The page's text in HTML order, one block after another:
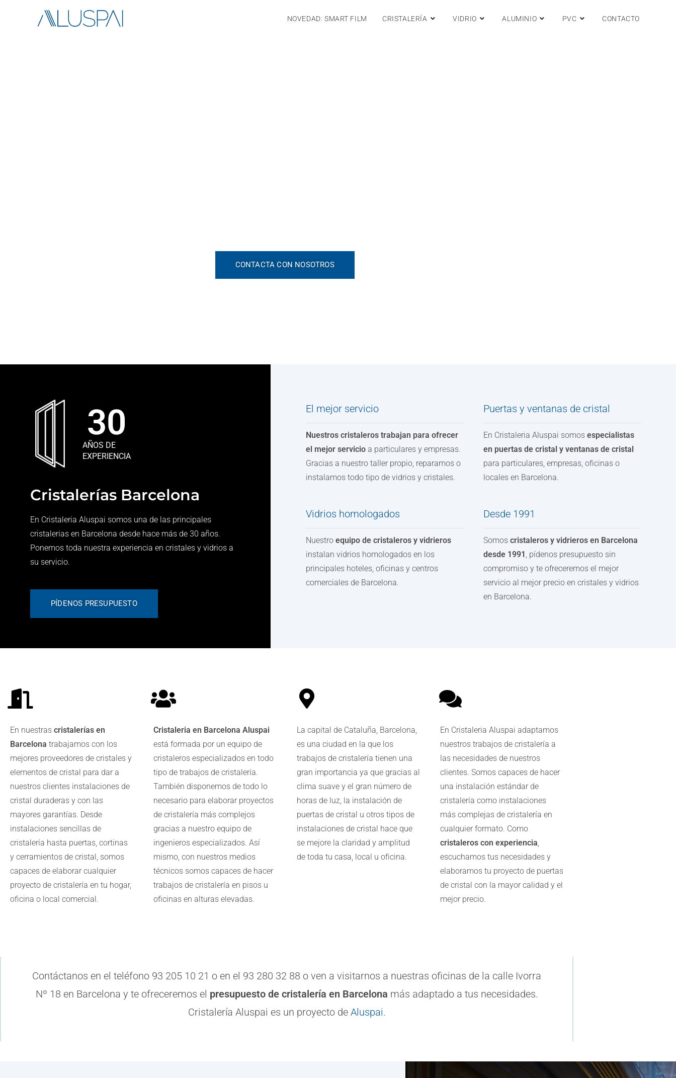
NOVEDAD: SMART FILM CRISTALERÍA VIDRIO ALUMINIO PVC CONTACTO
CONTACTA CON NOSOTROS
AÑOS DE
EXPERIENCIA
30
Cristalerías Barcelona
En Cristaleria Aluspai somos una de las principales
cristalerias en Barcelona desde hace más de 30 años.
Ponemos toda nuestra experiencia en cristales y vidrios a
su servicio.
PÍDENOS PRESUPUESTO
El mejor servicio
Nuestros cristaleros trabajan para ofrecer
el mejor servicioa particulares y empresas.
Gracias a nuestro taller propio, reparamos o
instalamos todo tipo de vidrios y cristales.
Puertas y ventanas de cristal
En Cristaleria Aluspai somos especialistas
en puertas de cristal y ventanas de cristal
para particulares, empresas, oficinas o
locales en Barcelona.
Vidrios homologados
Nuestro equipo de cristaleros y vidrieros
instalan vidrios homologados en los
principales hoteles, oficinas y centros
comerciales de Barcelona.
Desde 1991
Somos cristaleros y vidrieros en Barcelona
desde 1991 , pídenos presupuesto sin
compromiso y te ofreceremos el mejor
servicio al mejor precio en cristales y vidrios
en Barcelona.
En nuestras cristalerías en
Barcelona trabajamos con los
mejores proveedores de cristales y
elementos de cristal para dar a
nuestros clientes instalaciones de
cristal duraderas y con las
mayores garantías. Desde
instalaciones sencillas de
cristalería hasta puertas, cortinas
y cerramientos de cristal, somos
capaces de elaborar cualquier
proyecto de cristalería en tu hogar,
oficina o local comercial.
Cristaleria en Barcelona Aluspai
está formada por un equipo de
cristaleros especializados en todo
tipo de trabajos de cristalería.
También disponemos de todo lo
necesario para elaborar proyectos
de cristalería más complejos
gracias a nuestro equipo de
ingenieros especializados. Así
mismo, con nuestros medios
técnicos somos capaces de hacer
trabajos de cristalería en pisos u
oficinas en alturas elevadas.
La capital de Cataluña, Barcelona,
es una ciudad en la que los
trabajos de cristalería tienen una
gran importancia ya que gracias al
clima suave y el gran número de
horas de luz, la instalación de
puertas de cristal u otros tipos de
instalaciones de cristal hace que
se mejore la claridad y amplitud
de toda tu casa, local u oficina.
En Cristaleria Aluspai adaptamos
nuestros trabajos de cristalería a
las necesidades de nuestros
clientes. Somos capaces de hacer
una instalación estándar de
cristalería como instalaciones
más complejas de cristalería en
cualquier formato. Como
cristaleros con experiencia,
escuchamos tus necesidades y
elaboramos tu proyecto de puertas
de cristal con la mayor calidad y el
mejor precio.
Contáctanos en el teléfono 93 205 10 21 o en el 93 280 32 88 o ven a visitarnos a nuestras oficinas de la calle Ivorra
Nº 18 en Barcelona y te ofreceremos el presupuesto de cristalería en Barcelona más adaptado a tus necesidades.
Cristalería Aluspai es un proyecto de Aluspai.